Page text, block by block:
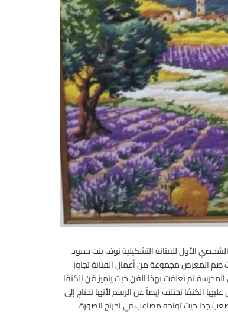
الأول للفنانة التشكيلية نوف بنت حمود
ضم المعرض مجموعة من أعمال الفنانة تجاوز
ثم تعلقت بهذا الفن حيث يتميز فن الكنڤا
الكنڤا تختلف ايضاً عن الرسم لأنها تحتاج إلى
صعب جدا حيث تواجه مصاعب في اخراج الصورة